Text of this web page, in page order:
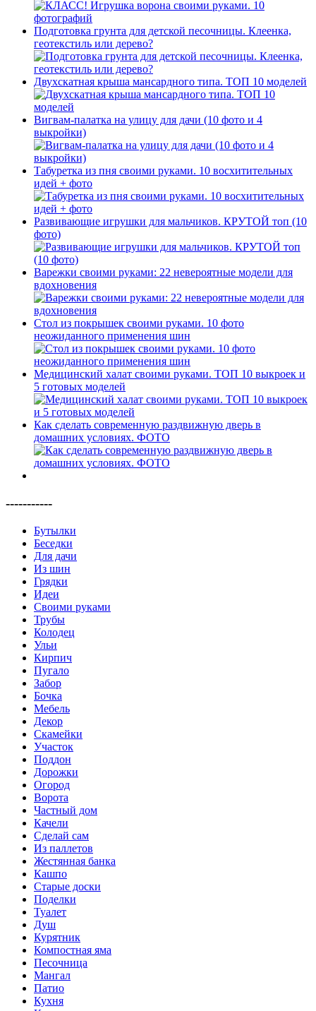
Подготовка грунта для детской песочницы. Клеенка,
геотекстиль или дерево?
Двухскатная крыша мансардного типа. ТОП 10 моделей
Вигвам-палатка на улицу для дачи (10 фото и 4
выкройки)
Табуретка из пня своими руками. 10 восхитительных
идей + фото
Развивающие игрушки для мальчиков. КРУТОЙ топ (10
фото)
Варежки своими руками: 22 невероятные модели для
вдохновения
Стол из покрышек своими руками. 10 фото
неожиданного применения шин
Медицинский халат своими руками. ТОП 10 выкроек и
5 готовых моделей
Как сделать современную раздвижную дверь в
домашних условиях. ФОТО
-----------
Бутылки
Беседки
Для дачи
Из шин
Грядки
Идеи
Своими руками
Трубы
Колодец
Ульи
Кирпич
Пугало
Забор
Бочка
Мебель
Декор
Скамейки
Участок
Поддон
Дорожки
Огород
Ворота
Частный дом
Качели
Сделай сам
Из паллетов
Жестянная банка
Кашпо
Старые доски
Поделки
Туалет
Душ
Курятник
Компостная яма
Песочница
Мангал
Патио
Кухня